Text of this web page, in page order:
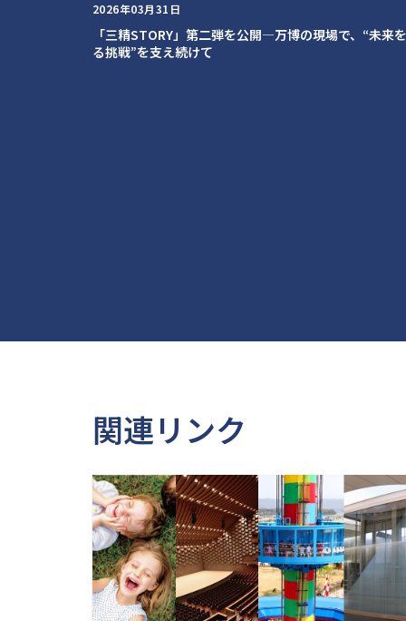
2026年03月31日
「三精STORY」第二弾を公開―万博の現場で、“未来
る挑戦”を支え続けて
関連リンク